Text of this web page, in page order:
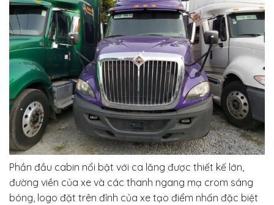
Phần đầu cabin nổi bật với ca lăng được thiết kế lớn,
đường viền của xe và các thanh ngang mạ crom sáng
bóng, logo đặt trên đỉnh của xe tạo điểm nhấn đặc biệt